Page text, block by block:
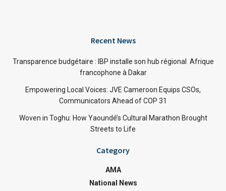
Recent News
Transparence budgétaire : IBP installe son hub régional Afrique
francophone à Dakar
Empowering Local Voices: JVE Cameroon Equips CSOs,
Communicators Ahead of COP 31
Woven in Toghu: How Yaoundé’s Cultural Marathon Brought
Streets to Life
Category
AMA
National News